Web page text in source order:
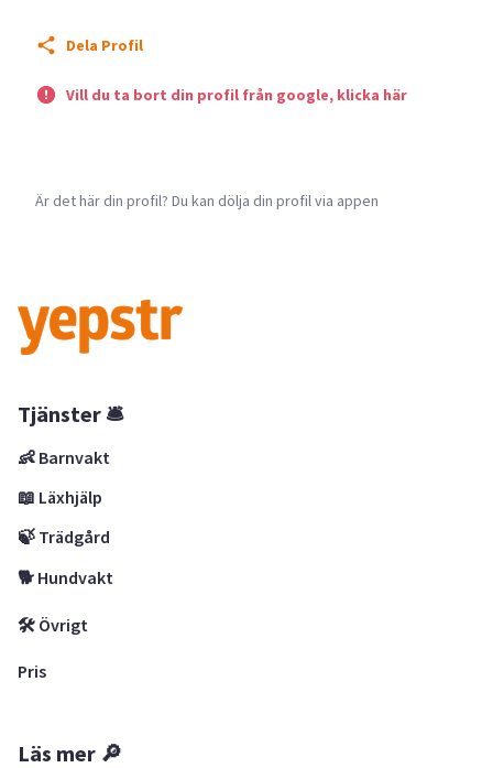
Dela Profil
Vill du ta bort din profil från google, klicka här
Är det här din profil? Du kan dölja din profil via appen
Tjänster 🛎
👶 Barnvakt
📖 Läxhjälp
🍃 Trädgård
🐕 Hundvakt
🛠 Övrigt
Pris
Läs mer 🔎